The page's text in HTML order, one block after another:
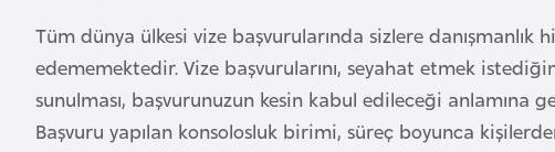
Tüm dünya ülkesi vize başvurularında sizlere danışmanlık
edememektedir. Vize başvurularını, seyahat etmek
sunulması, başvurunuzun kesin kabul edileceği anlamına
Başvuru yapılan konsolosluk birimi, süreç boyunca
e
r
s
e